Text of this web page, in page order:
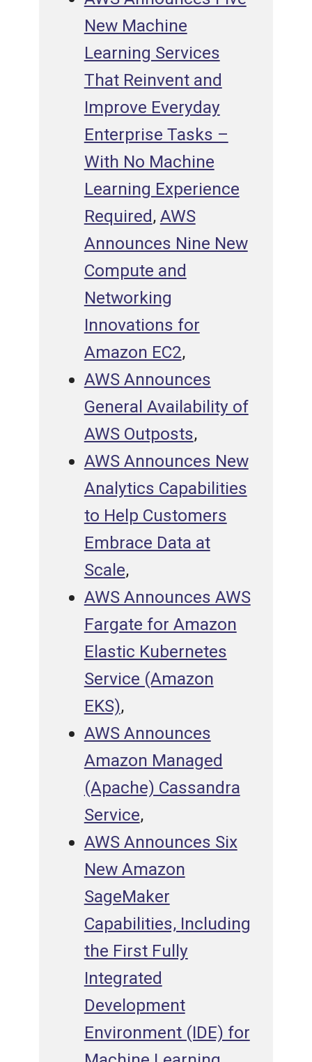
New Machine
Learning Services
That Reinvent and
Improve Everyday
Enterprise Tasks –
With No Machine
Learning Experience
Required, AWS
Announces Nine New
Compute and
Networking
Innovations for
Amazon EC2,
AWS Announces
General Availability of
AWS Outposts,
AWS Announces New
Analytics Capabilities
to Help Customers
Embrace Data at
Scale,
AWS Announces AWS
Fargate for Amazon
Elastic Kubernetes
Service (Amazon
EKS),
AWS Announces
Amazon Managed
(Apache) Cassandra
Service,
AWS Announces Six
New Amazon
SageMaker
Capabilities, Including
the First Fully
Integrated
Development
Environment (IDE) for